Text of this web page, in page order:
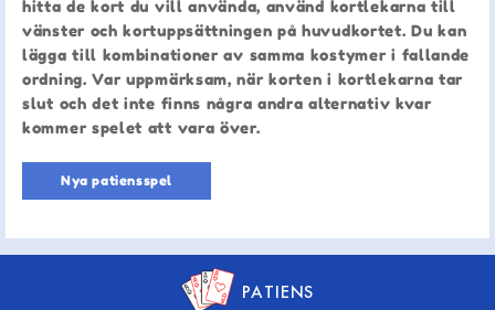
hitta de kort du vill använda, använd kortlekarna till
vänster och kortuppsättningen på huvudkortet. Du kan
lägga till kombinationer av samma kostymer i fallande
ordning. Var uppmärksam, när korten i kortlekarna tar
slut och det inte finns några andra alternativ kvar
kommer spelet att vara över.
Nya patiensspel
PATIENS